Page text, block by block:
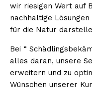
wir riesigen Wert auf
nachhaltige
für die Natur
Bei “
alles daran, unsere
erweitern und zu
Wünschen unserer